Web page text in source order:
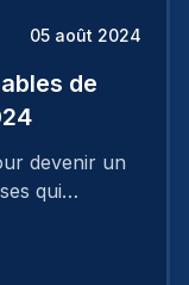
05 août 2024
de
devenir un
qui